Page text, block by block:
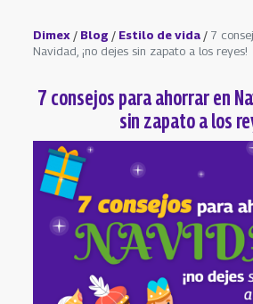
Dimex / Blog / Estilo de vida / 7
Navidad, ¡no dejes sin zapato a los reyes!
7 consejos para ahorrar en
sin zapato a los